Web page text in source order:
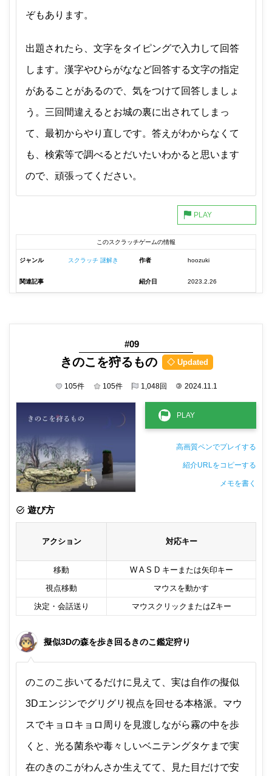
ぞもあります。
出題されたら、文字をタイピングで入力して回答
します。漢字やひらがななど回答する文字の指定
があることがあるので、気をつけて回答しましょ
う。三回間違えるとお城の裏に出されてしまっ
て、最初からやり直しです。答えがわからなくて
も、検索等で調べるとだいたいわかると思います
ので、頑張ってください。
このスクラッチゲームの情報
ジャンル スクラッチ 謎解き 作者 hoozuki
関連記事 紹介日 2023.2.26
#09
きのこを狩るもの ◇ Updated
105件 105件 1,048回 © 2024.11.1
高画質ペンでプレイする
紹介URLをコピーする
メモを書く
遊び方
アクション 対応キー
移動
W A S D キーまたは矢印キー
視点移動
マウスを動かす
決定・会話送り
マウスクリックまたはZキー
擬似3Dの森を歩き回るきのこ鑑定狩り
のこのこ歩いてるだけに見えて、実は自作の擬似
3Dエンジンでグリグリ視点を回せる本格派。マウ
スでキョロキョロ周りを見渡しながら霧の中を歩
くと、光る菌糸や毒々しいベニテングタケまで実
在のきのこがわんさか生えてて、見た目だけで安